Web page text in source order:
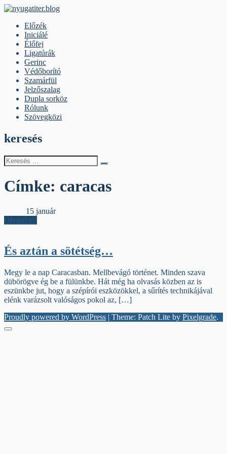
Skip
contentElőzék
Iniciálé
Élőfej
Ligatúrák
Gerinc
Védőborító
Szamárfül
Jelzőszalag
Dupla sorköz
Rólunk
Szövegközi
keresés
Keresés
erre:
Címke: caracas
15 január
Olvasd el!
És aztán a sötétség…
Megy le a nap Caracasban. Mellbevágó történet. Minden szava
dübörögve ég be a fülünkbe. Hát még ha olvasás közben az is
eszünkbe jut, hogy a szépírói eszközökkel, a sűrítés technikájával
elénk varázsolt valóságos pokol az, […]
Proudly powered by WordPress | Theme: Patch Lite by Pixelgrade.
Menu